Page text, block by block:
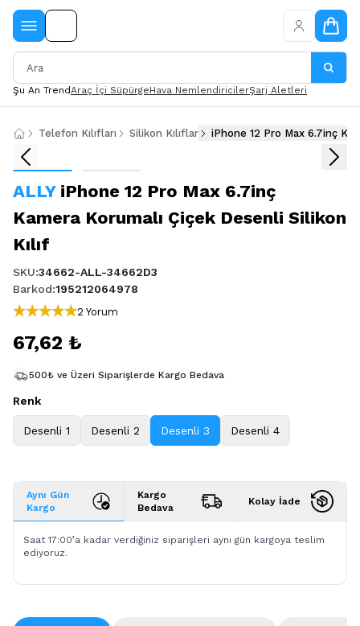
Şu An TrendAraç İçi SüpürgeHava NemlendiricilerŞarj Aletleri
Telefon Kılıfları Silikon Kılıflar iPhone 12 Pro Max 6.7inç
ALLY iPhone 12 Pro Max 6.7inç
Kamera Korumalı Çiçek Desenli Silikon
Kılıf
SKU:34662-ALL-34662D3
Barkod:195212064978
2 Yorum
67,62 ₺
500₺ ve Üzeri Siparişlerde Kargo Bedava
Renk
Desenli 1 Desenli 2 Desenli 3 Desenli 4
Aynı Gün
Kargo
Kargo
Bedava
Kolay İade
Saat 17:00’a kadar verdiğiniz siparişleri aynı gün kargoya teslim
ediyoruz.